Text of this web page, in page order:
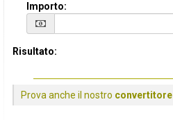
Importo:
Risultato:
Prova anche il nostro convertitore